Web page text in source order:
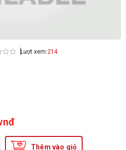
Lượt xem:214
Thêm vào giỏ